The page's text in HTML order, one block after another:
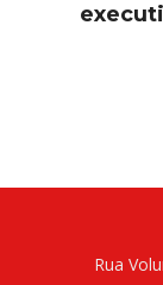
Rua